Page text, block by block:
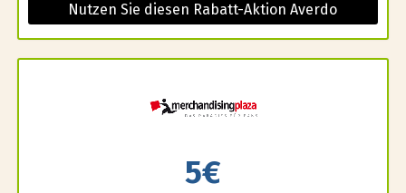
Nutzen Sie diesen Rabatt-Aktion Averdo
5€